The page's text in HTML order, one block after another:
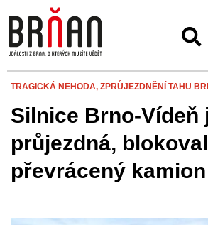
TRAGICKÁ NEHODA, ZPRŮJEZDNĚNÍ TAHU
Silnice Brno-Vídeň
průjezdná,
převrácený kamion